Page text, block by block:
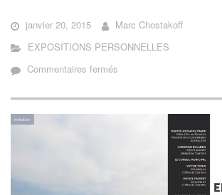
janvier 20, 2015
Marc Chostakoff
EXPOSITIONS PERSONNELLES
Commentaires fermés